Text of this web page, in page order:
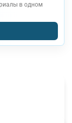
в одном